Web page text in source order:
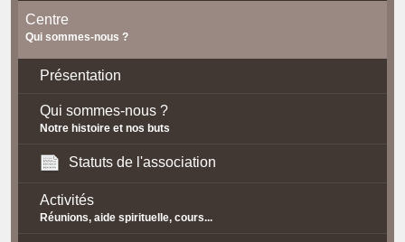
Centre
Qui sommes-nous ?
Présentation
Qui sommes-nous ?
Notre histoire et nos buts
Statuts de l'association
Activités
Réunions, aide spirituelle, cours...